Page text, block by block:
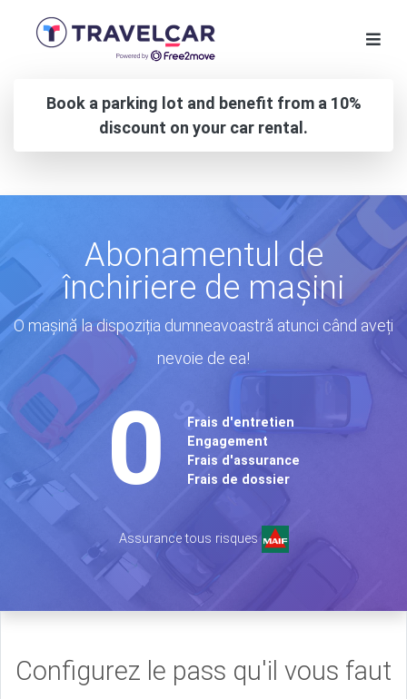
Book a parking lot and benefit from a 10%
discount on your car rental.
Abonamentul de
închiriere de mașini
O mașină la dispoziția dumneavoastră atunci când aveți
nevoie de ea!
0
Frais d'entretien
Engagement
Frais d'assurance
Frais de dossier
Assurance tous risques
Configurez le pass qu'il vous faut